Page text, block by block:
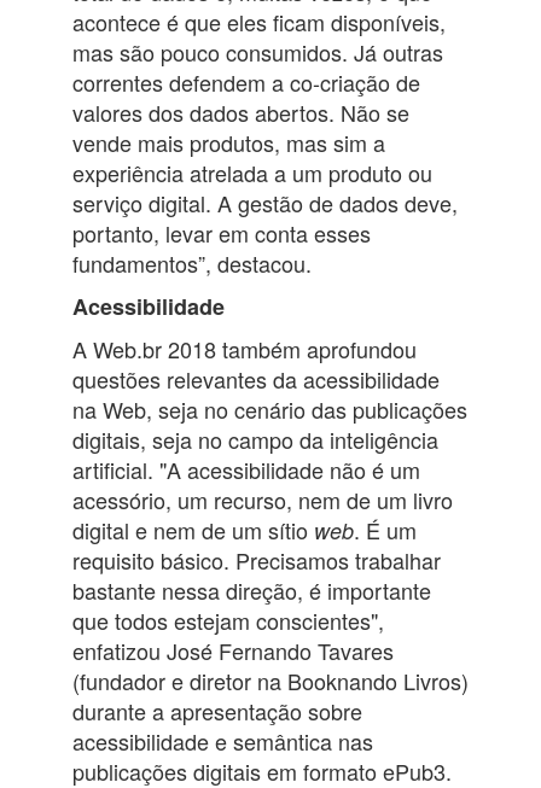
acontece é que eles ficam disponíveis,
mas são pouco consumidos. Já outras
correntes defendem a co-criação de
valores dos dados abertos. Não se
vende mais produtos, mas sim a
experiência atrelada a um produto ou
serviço digital. A gestão de dados deve,
portanto, levar em conta esses
fundamentos”, destacou.
Acessibilidade
A Web.br 2018 também aprofundou
questões relevantes da acessibilidade
na Web, seja no cenário das publicações
digitais, seja no campo da inteligência
artificial. "A acessibilidade não é um
acessório, um recurso, nem de um livro
digital e nem de um sítio web. É um
requisito básico. Precisamos trabalhar
bastante nessa direção, é importante
que todos estejam conscientes",
enfatizou José Fernando Tavares
(fundador e diretor na Booknando Livros)
durante a apresentação sobre
acessibilidade e semântica nas
publicações digitais em formato ePub3.